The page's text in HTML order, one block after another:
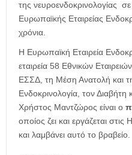
της νευροενδοκρινολογίας
Ευρωπαϊκής Εταιρείας
χρόνια.
Η Ευρωπαϊκή Εταιρεία
εταιρεία 58 Εθνικών
ΕΣΣΔ, τη Μέση Ανατολή και
Ενδοκρινολογία, τον
Χρήστος Μαντζώρος είναι ο
οποίος ζει και εργάζεται
και λαμβάνει αυτό το βραβείο.